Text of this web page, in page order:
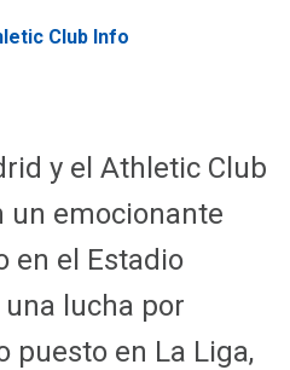
Club Info
y el Athletic Club
un emocionante
en el Estadio
lucha por
puesto en La Liga,